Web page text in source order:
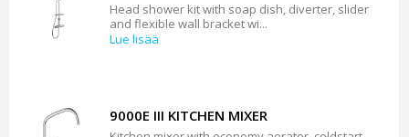
Head shower kit with soap dish, diverter, slider
and flexible wall bracket wi...
Lue lisää
9000E III KITCHEN MIXER